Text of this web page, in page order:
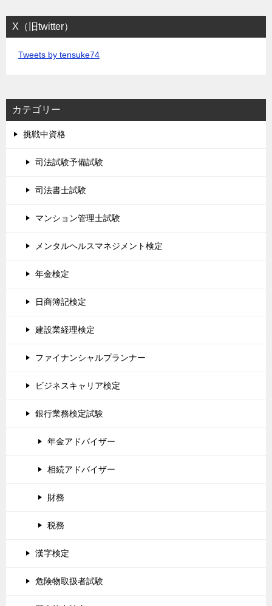
X（旧twitter）
Tweets by tensuke74
カテゴリー
挑戦中資格
司法試験予備試験
司法書士試験
マンション管理士試験
メンタルヘルスマネジメント検定
年金検定
日商簿記検定
建設業経理検定
ファイナンシャルプランナー
ビジネスキャリア検定
銀行業務検定試験
年金アドバイザー
相続アドバイザー
財務
税務
漢字検定
危険物取扱者試験